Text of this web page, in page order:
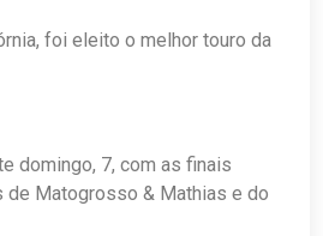
foi eleito o melhor touro da
domingo, 7, com as finais
Matogrosso & Mathias e do